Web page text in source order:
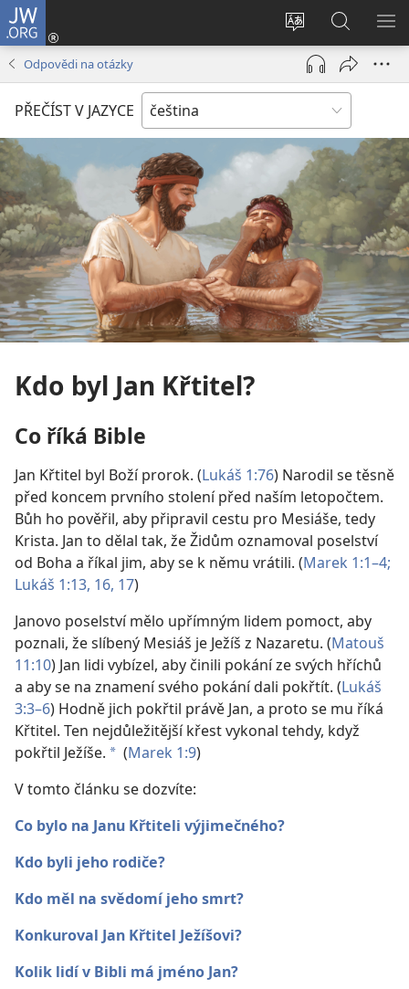
JW.ORG
Změnit
jazyk
stránek
Přihlásit
se
(otevřeno
okno)
Hledat
na
JW.ORG
Odpovědi na otázky
PŘEČÍST V JAZYCE
Kdo byl Jan Křtitel?
Co říká Bible
Jan Křtitel byl Boží prorok. (Lukáš 1:76) Narodil se těsně
před koncem prvního stolení před naším letopočtem.
Bůh ho pověřil, aby připravil cestu pro Mesiáše, tedy
Krista. Jan to dělal tak, že Židům oznamoval poselství
od Boha a říkal jim, aby se k němu vrátili. (Marek 1:1–4;
Lukáš 1:13, 16, 17)
Janovo poselství mělo upřímným lidem pomoct, aby
poznali, že slíbený Mesiáš je Ježíš z Nazaretu. (Matouš
11:10) Jan lidi vybízel, aby činili pokání ze svých hříchů
a aby se na znamení svého pokání dali pokřtít. (Lukáš
3:3–6) Hodně jich pokřtil právě Jan, a proto se mu říká
Křtitel. Ten nejdůležitější křest vykonal tehdy, když
pokřtil Ježíše. a (Marek 1:9)
V tomto článku se dozvíte:
Co bylo na Janu Křtiteli výjimečného?
Kdo byli jeho rodiče?
Kdo měl na svědomí jeho smrt?
Konkuroval Jan Křtitel Ježíšovi?
Kolik lidí v Bibli má jméno Jan?